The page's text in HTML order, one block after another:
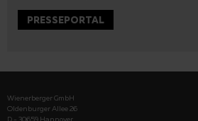
PRESSEPORTAL
Wienerberger GmbH
Oldenburger Allee 26
D - 30659 Hannover